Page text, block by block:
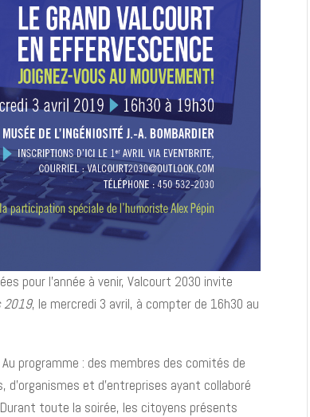
pour l’année à venir, Valcourt 2030 invite
2019, le mercredi 3 avril, à compter de 16h30 au
programme : des membres des comités de
et d’entreprises ayant collaboré
toute la soirée, les citoyens présents